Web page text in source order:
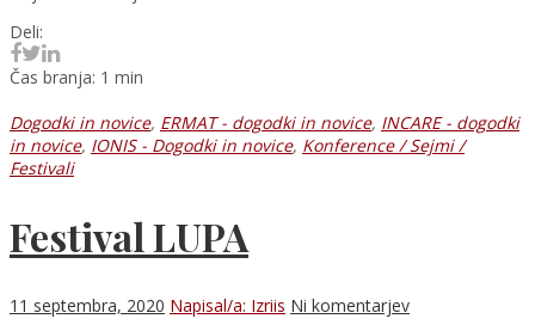
Deli:
Čas branja: 1 min
Dogodki in novice, ERMAT - dogodki in novice, INCARE - dogodki
in novice, IONIS - Dogodki in novice, Konference / Sejmi /
Festivali
Festival LUPA
11 septembra, 2020 Napisal/a: Izriis Ni komentarjev